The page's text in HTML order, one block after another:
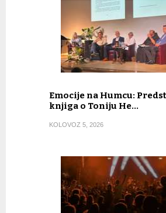
Emocije na Humcu:
knjiga o Toniju He…
KOLOVOZ 5, 2026